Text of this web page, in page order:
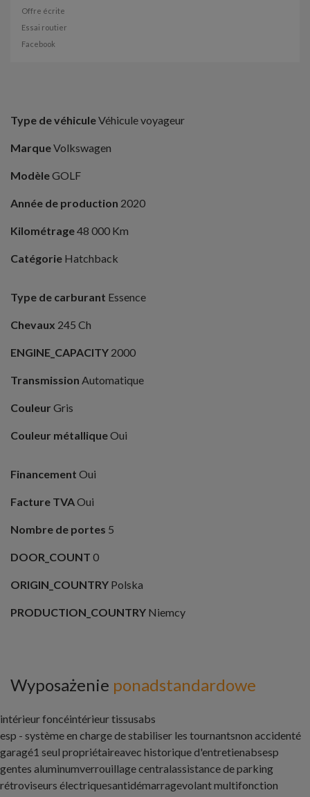
Offre écrite
Essai routier
Facebook
Type de véhiculeVéhicule voyageur
MarqueVolkswagen
ModèleGOLF
Année de production 2020
Kilométrage48 000 Km
Catégorie Hatchback
Type de carburant Essence
Chevaux 245 Ch
ENGINE_CAPACITY 2000
Transmission Automatique
Couleur Gris
Couleur métalliqueOui
Financement Oui
Facture TVAOui
Nombre de portes 5
DOOR_COUNT 0
ORIGIN_COUNTRY Polska
PRODUCTION_COUNTRY Niemcy
Wyposażenie ponadstandardowe
intérieur foncéintérieur tissusabs
esp - système en charge de stabiliser les tournantsnon accidenté
garagé1 seul propriétaireavec historique d'entretienabsesp
gentes aluminumverrouillage centralassistance de parking
rétroviseurs électriquesantidémarragevolant multifonction